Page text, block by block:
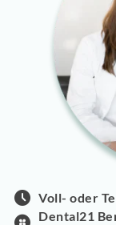
Voll- oder
Dental21